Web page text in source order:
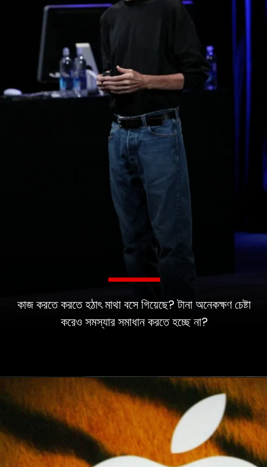
কাজ করতে করতে হঠাৎ মাথা বসে গিয়েছে? টানা অনেকক্ষণ চেষ্টা